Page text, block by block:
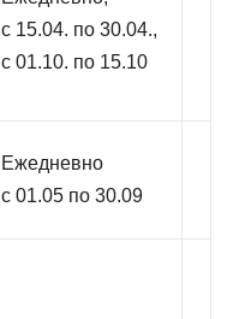
с 15.04. по 30.04.,
с 01.10. по 15.10
Ежедневно
с 01.05 по 30.09